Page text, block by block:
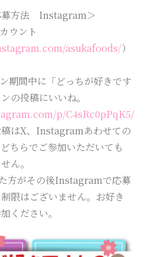
募方法 Instagram＞
ウント
asukafoods/）
期間中に「どっちが好きです
の投稿にいいね。
p/C4sRc0pPqK5/
はX、Instagramあわせての
ちらでご参加いただいても
ん。
方がその後Instagramで応募
限はございません。お好き
ください。